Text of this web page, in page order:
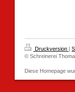
Druckversion |
© Schreinerei
Diese Homepage